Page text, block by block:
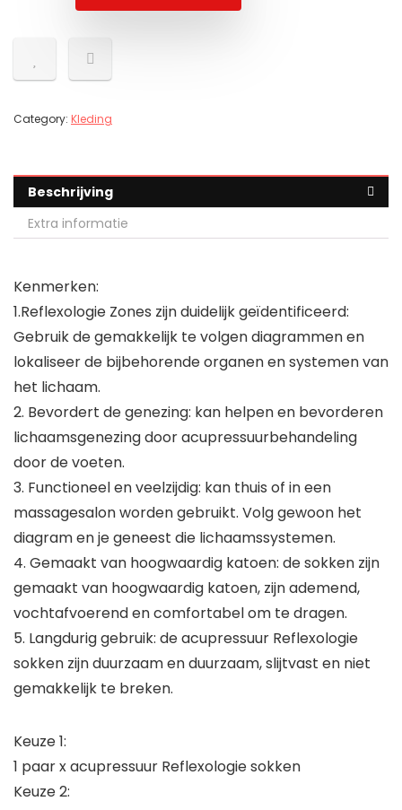
Category: Kleding
Beschrijving
Extra informatie
Kenmerken:
1.Reflexologie Zones zijn duidelijk geïdentificeerd:
Gebruik de gemakkelijk te volgen diagrammen en
lokaliseer de bijbehorende organen en systemen van
het lichaam.
2. Bevordert de genezing: kan helpen en bevorderen
lichaamsgenezing door acupressuurbehandeling
door de voeten.
3. Functioneel en veelzijdig: kan thuis of in een
massagesalon worden gebruikt. Volg gewoon het
diagram en je geneest die lichaamssystemen.
4. Gemaakt van hoogwaardig katoen: de sokken zijn
gemaakt van hoogwaardig katoen, zijn ademend,
vochtafvoerend en comfortabel om te dragen.
5. Langdurig gebruik: de acupressuur Reflexologie
sokken zijn duurzaam en duurzaam, slijtvast en niet
gemakkelijk te breken.
Keuze 1:
1 paar x acupressuur Reflexologie sokken
Keuze 2: